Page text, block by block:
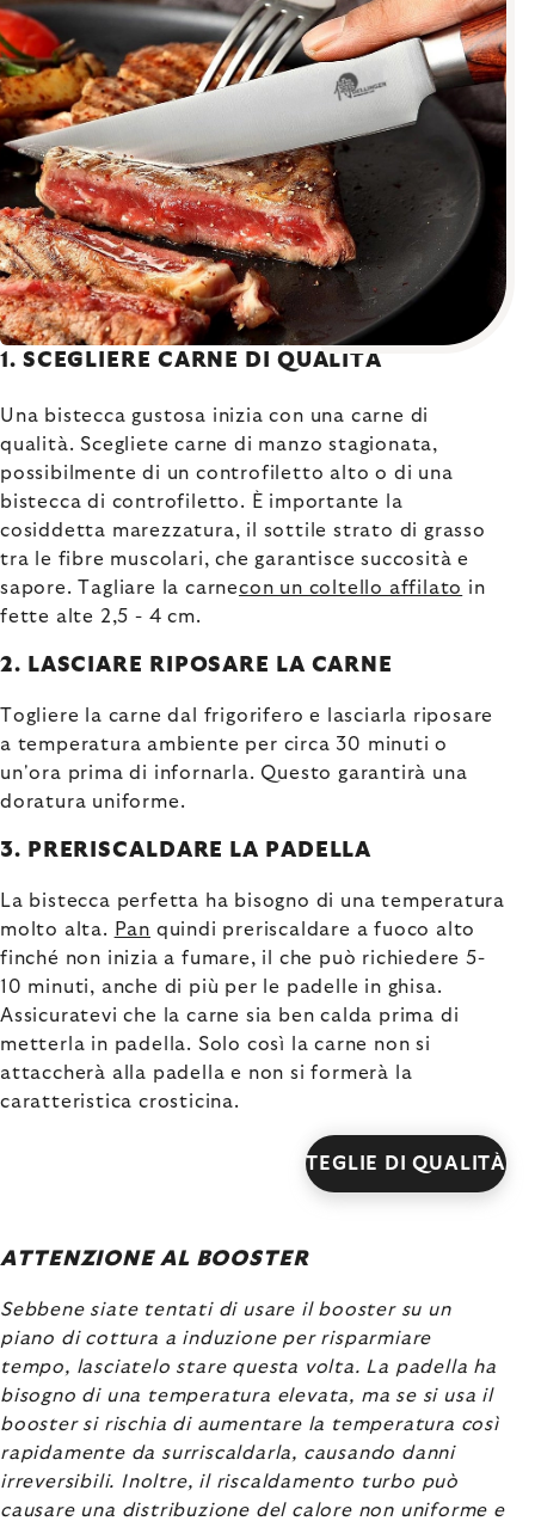
1. SCEGLIERE CARNE DI QUALITÀ
Una bistecca gustosa inizia con una carne di
qualità. Scegliete carne di manzo stagionata,
possibilmente di un controfiletto alto o di una
bistecca di controfiletto. È importante la
cosiddetta marezzatura, il sottile strato di grasso
tra le fibre muscolari, che garantisce succosità e
sapore. Tagliare la carnecon un coltello affilato in
fette alte 2,5 - 4 cm.
2. LASCIARE RIPOSARE LA CARNE
Togliere la carne dal frigorifero e lasciarla riposare
a temperatura ambiente per circa 30 minuti o
un'ora prima di infornarla. Questo garantirà una
doratura uniforme.
3. PRERISCALDARE LA PADELLA
La bistecca perfetta ha bisogno di una temperatura
molto alta.
Pan quindi preriscaldare a fuoco alto
finché non inizia a fumare, il che può richiedere 5-
10 minuti, anche di più per le padelle in ghisa.
Assicuratevi che la carne sia ben calda prima di
metterla in padella. Solo così la carne non si
attaccherà alla padella e non si formerà la
caratteristica crosticina.
TEGLIE DI QUALITÀ
ATTENZIONE AL BOOSTER
Sebbene siate tentati di usare il booster su un
piano di cottura a induzione per risparmiare
tempo, lasciatelo stare questa volta. La padella ha
bisogno di una temperatura elevata, ma se si usa il
booster si rischia di aumentare la temperatura così
rapidamente da surriscaldarla, causando danni
irreversibili. Inoltre, il riscaldamento turbo può
causare una distribuzione del calore non uniforme e